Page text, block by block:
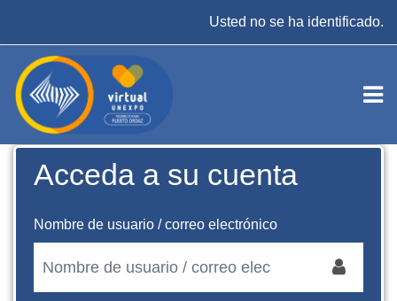
Usted no se ha identificado.
Acceda a su cuenta
Nombre de usuario / correo electrónico